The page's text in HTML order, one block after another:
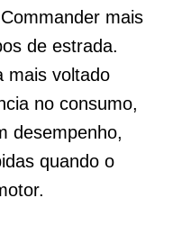
mais
de estrada.
mais voltado
no consumo,
desempenho,
quando o